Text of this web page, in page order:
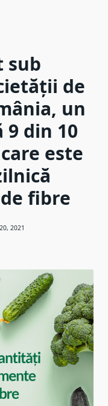
sub
de
un
din 10
este
fibre
2021